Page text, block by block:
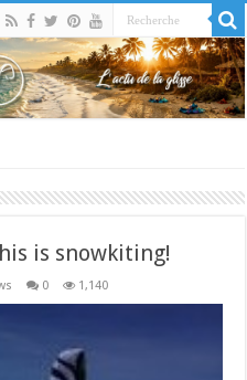
is snowkiting!
0 1,140